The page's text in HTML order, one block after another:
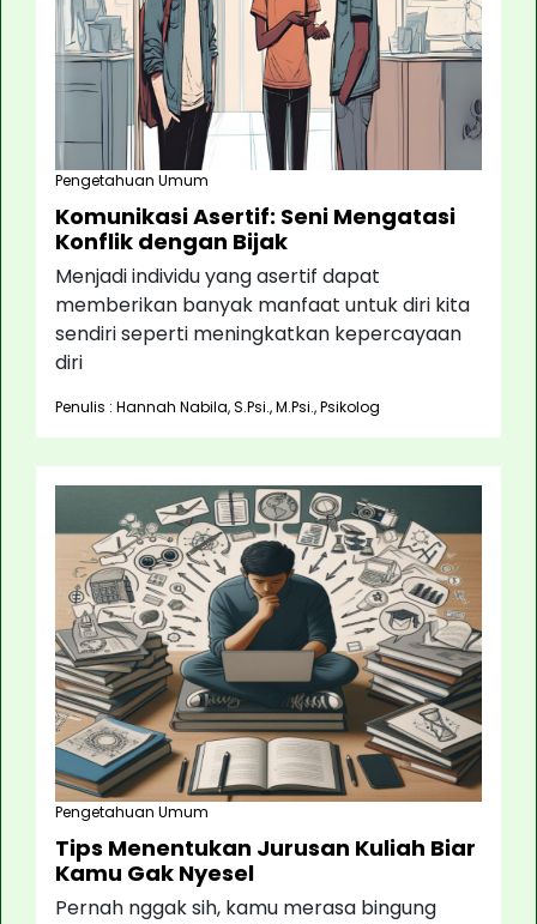
Pengetahuan Umum
Komunikasi Asertif: Seni Mengatasi
Konflik dengan Bijak
Menjadi individu yang asertif dapat
memberikan banyak manfaat untuk diri kita
sendiri seperti meningkatkan kepercayaan
diri
Penulis : Hannah Nabila, S.Psi., M.Psi., Psikolog
Pengetahuan Umum
Tips Menentukan Jurusan Kuliah Biar
Kamu Gak Nyesel
Pernah nggak sih, kamu merasa bingung